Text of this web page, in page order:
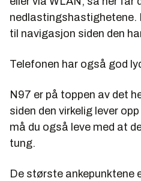
nedlastingshastighetene.
til navigasjon siden den
Telefonen har også god
N97 er på toppen av det
siden den virkelig lever
må du også leve med at
tung.
De største ankepunktene